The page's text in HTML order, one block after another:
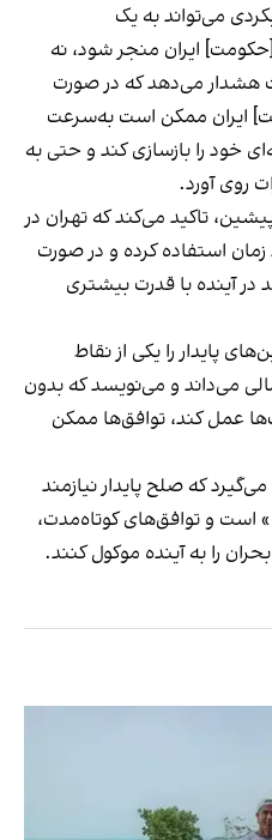
می‌تواند به یک
ایران منجر شود، نه
هشدار می‌دهد که در صورت
ایران ممکن است به‌سرعت
خود را بازسازی کند و حتی به
روی آورد.
تاکید می‌کند که تهران در
زمان استفاده کرده و در صورت
در آینده با قدرت بیشتری
پایدار را یکی از نقاط
می‌داند و می‌نویسد که بدون
عمل کند، توافق‌ها ممکن
که صلح پایدار نیازمند
و توافق‌های کوتاه‌مدت،
را به آینده موکول کنند.